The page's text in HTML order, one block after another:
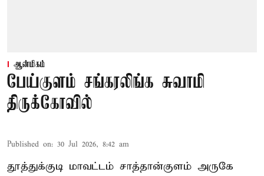
ஆன்மிகம்
பேய்குளம் சங்கரலிங்க சுவாமி
திருக்கோவில்
Published on: 30 Jul 2026, 8:42 am
தூத்துக்குடி மாவட்டம் சாத்தான்குளம் அருகே